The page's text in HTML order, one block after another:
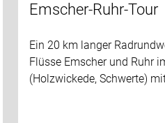
Emscher-Ruhr-Tour
Ein 20 km langer
Flüsse Emscher und Ruhr
(Holzwickede, Schwerte)